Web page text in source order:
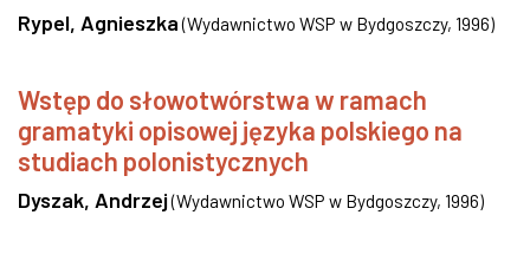
Rypel, Agnieszka (Wydawnictwo WSP w Bydgoszczy, 1996)
Wstęp do słowotwórstwa w ramach
gramatyki opisowej języka polskiego na
studiach polonistycznych
Dyszak, Andrzej(Wydawnictwo WSP w Bydgoszczy, 1996)